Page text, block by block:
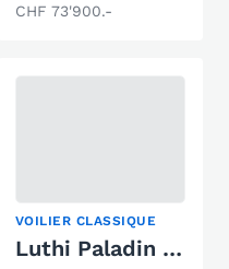
CHF 73'900.-
VOILIER CLASSIQUE
Luthi Paladin Z2